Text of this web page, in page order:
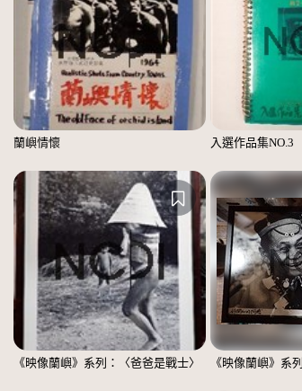
蘭嶼情懷 入選作品集NO.3
《映像蘭嶼》系列：〈爸爸是戰士〉